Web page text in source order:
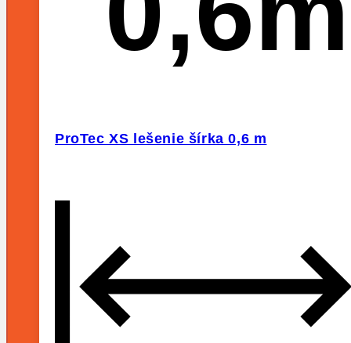
ProTec XS lešenie šírka 0,6 m